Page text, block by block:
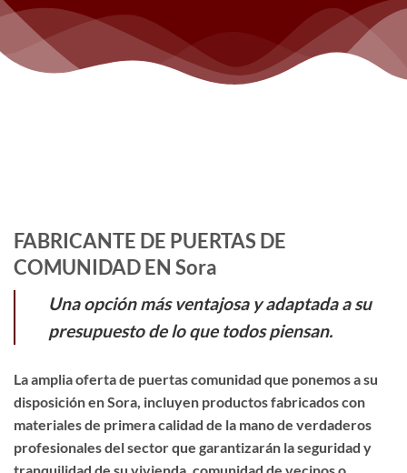
FABRICANTE DE PUERTAS DE
COMUNIDAD EN Sora
Una opción más ventajosa y adaptada a su
presupuesto de lo que todos piensan.
La amplia oferta de puertas comunidad que ponemos a su
disposición en Sora, incluyen productos fabricados con
materiales de primera calidad de la mano de verdaderos
profesionales del sector que garantizarán la seguridad y